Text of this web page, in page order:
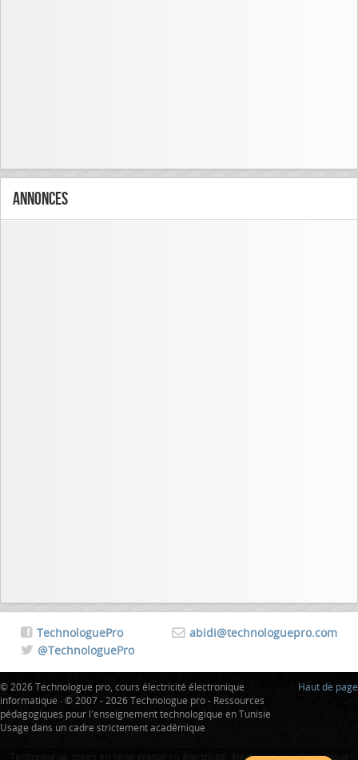
Annonces
abidi@technologuepro.com
TechnologuePro
@TechnologuePro
Haut de page
© 2026 Technologue pro, cours électricité électronique
informatique · © 2007 - 2026 Technologue pro - Ressources
pédagogiques pour l'enseignement technologique en Tunisie
Usage dans un cadre strictement académique
électronique,informatique